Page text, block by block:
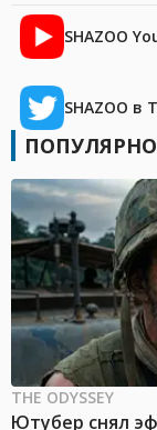
SHAZOO
SHAZOO в
THE ODYSSEY
Ютубер снял